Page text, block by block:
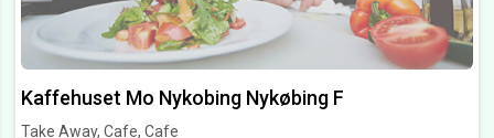
Kaffehuset Mo Nykobing Nykøbing F
Take Away, Cafe, Cafe